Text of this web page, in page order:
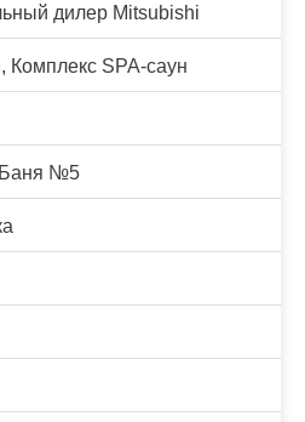
дилер Mitsubishi
Комплекс SPA-саун
Баня №5